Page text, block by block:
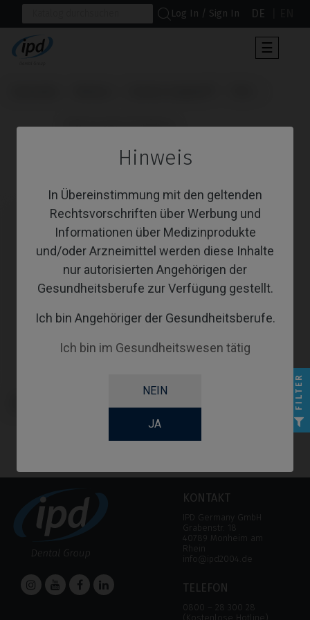
Hinweis
In Übereinstimmung mit den geltenden
Rechtsvorschriften über Werbung und
Informationen über Medizinprodukte
und/oder Arzneimittel werden diese Inhalte
nur autorisierten Angehörigen der
Gesundheitsberufe zur Verfügung gestellt.
Ich bin Angehöriger der Gesundheitsberufe.
Ich bin im Gesundheitswesen tätig
NEIN
JA
Log In / Sign In DE
der
☰
                      PSD Locator Prothese
mit Osstem Implant® TSIII
KONTAKT
IPD Germany GmbH
Grabenstr. 18
40789 Monheim am
Rhein
info@ipd2004.de
TELEFON
0800 – 28 300 28
(Kostenlose Hotline)
FILTER